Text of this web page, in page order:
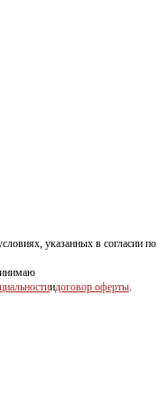
указанных в согласии по
идоговор оферты.